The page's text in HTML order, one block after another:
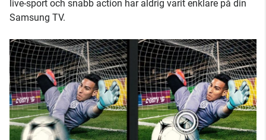
live-sport och snabb action har aldrig varit enklare på din
Samsung TV.